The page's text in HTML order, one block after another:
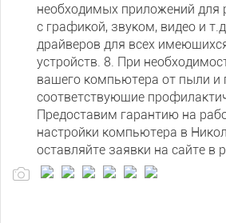
необходимых приложений для
с графикой, звуком, видео и
драйверов для всех
устройств. 8. При
вашего компьютера от пыли и
соответствующие
Предоставим гарантию на
настройки компьютера в
оставляйте заявки на сайте в